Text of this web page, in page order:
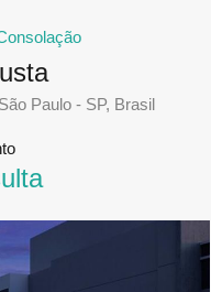
Paulo - SP, Brasil